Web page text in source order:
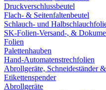
Druckverschlussbeutel
Flach- & Seitenfaltenbeutel
Schlauch- und
SK-Folien-Versand-, &
Folien
Palettenhauben
Hand-Automatenstrechfolien
Abrollgeräte, Schneideständer
Etikettenspender
Abrollgeräte